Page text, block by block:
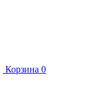
Корзина 0